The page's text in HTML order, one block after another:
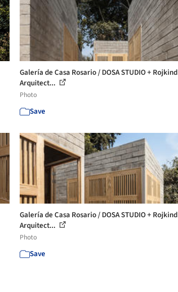
Galería de Casa Rosario / DOSA STUDIO + Rojkind
Arquitect...
Photo
Save
Galería de Casa Rosario / DOSA STUDIO + Rojkind
Arquitect...
Photo
Save